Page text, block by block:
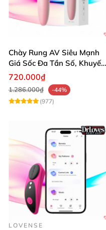
Chày Rung AV Siêu Mạnh
Giá Sốc Đa Tần Số, Khuyến
Mãi
720.000₫
1.286.000₫
-44%
(977)
LOVENSE